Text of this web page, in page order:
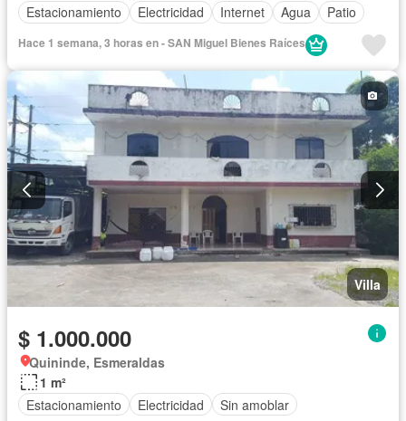
Estacionamiento
Electricidad Internet Agua Patio
Hace 1 semana, 3 horas en - SAN Miguel Bienes Raíces
Villa
$ 1.000.000
Quininde, Esmeraldas
1 m²
Estacionamiento
Electricidad Sin amoblar